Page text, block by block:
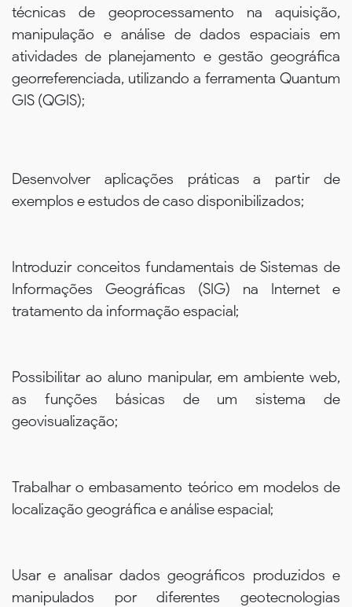
técnicas de geoprocessamento na aquisição,
manipulação e análise de dados espaciais em
atividades de planejamento e gestão geográfica
georreferenciada, utilizando a ferramenta Quantum
GIS (QGIS);
Desenvolver aplicações práticas a partir de
exemplos e estudos de caso disponibilizados;
Introduzir conceitos fundamentais de Sistemas de
Informações Geográficas (SIG) na Internet e
tratamento da informação espacial;
Possibilitar ao aluno manipular, em ambiente web,
as funções básicas de um sistema de
geovisualização;
Trabalhar o embasamento teórico em modelos de
localização geográfica e análise espacial;
Usar e analisar dados geográficos produzidos e
manipulados por diferentes geotecnologias